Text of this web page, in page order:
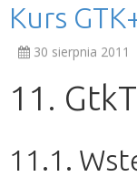
Kurs
30 sierpnia 2011
11.
11.1.